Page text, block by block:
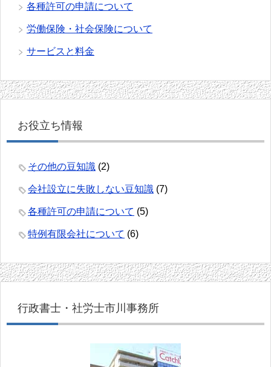
各種許可の申請について
労働保険・社会保険について
サービスと料金
お役立ち情報
その他の豆知識 (2)
会社設立に失敗しない豆知識 (7)
各種許可の申請について (5)
特例有限会社について (6)
行政書士・社労士市川事務所